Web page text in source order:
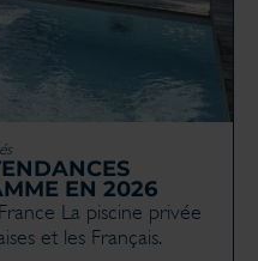
EN 2026
La piscine privée
et les Français.